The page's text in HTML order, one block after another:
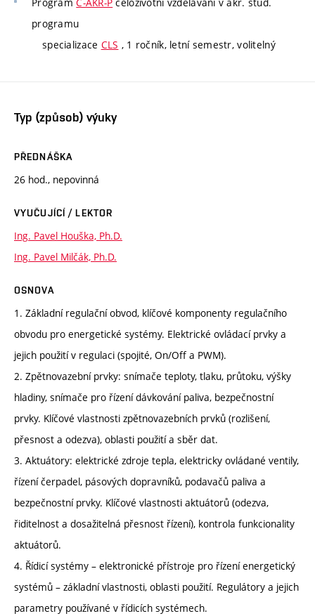
programu
specializace CLS , 1 ročník, letní semestr, volitelný
Typ (způsob) výuky
PŘEDNÁŠKA
26 hod., nepovinná
VYUČUJÍCÍ / LEKTOR
Ing. Pavel Houška, Ph.D.
Ing. Pavel Milčák, Ph.D.
OSNOVA
1. Základní regulační obvod, klíčové komponenty regulačního
obvodu pro energetické systémy. Elektrické ovládací prvky a
jejich použití v regulaci (spojité, On/Off a PWM).
2. Zpětnovazební prvky: snímače teploty, tlaku, průtoku, výšky
hladiny, snímače pro řízení dávkování paliva, bezpečnostní
prvky. Klíčové vlastnosti zpětnovazebních prvků (rozlišení,
přesnost a odezva), oblasti použití a sběr dat.
3. Aktuátory: elektrické zdroje tepla, elektricky ovládané ventily,
řízení čerpadel, pásových dopravníků, podavačů paliva a
bezpečnostní prvky. Klíčové vlastnosti aktuátorů (odezva,
řiditelnost a dosažitelná přesnost řízení), kontrola funkcionality
aktuátorů.
4. Řídicí systémy – elektronické přístroje pro řízení energetický
systémů – základní vlastnosti, oblasti použití. Regulátory a jejich
parametry používané v řídicích systémech.